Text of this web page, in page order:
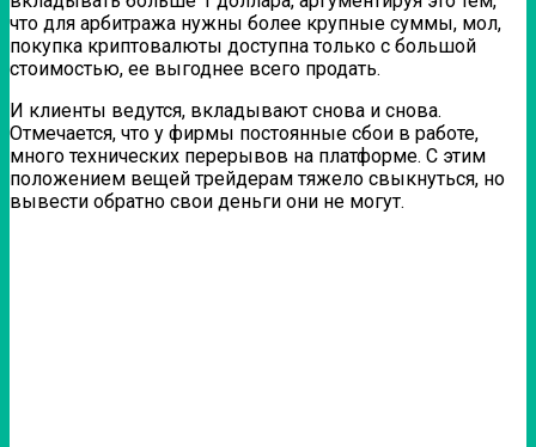
что для арбитража нужны более крупные суммы, мол,
покупка криптовалюты доступна только с большой
стоимостью, ее выгоднее всего продать.
И клиенты ведутся, вкладывают снова и снова.
Отмечается, что у фирмы постоянные сбои в работе,
много технических перерывов на платформе. С этим
положением вещей трейдерам тяжело свыкнуться, но
вывести обратно свои деньги они не могут.